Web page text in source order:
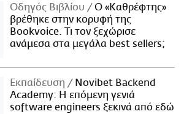
Οδηγός Βιβλίου
Ο «Καθρέφτης»
βρέθηκε στην κορυφή της
Bookvoice. Τι τον ξεχώρισε
ανάμεσα στα μεγάλα best sellers;
Εκπαίδευση
Novibet Backend
Academy: Η επόμενη γενιά
software engineers ξεκινά από εδώ